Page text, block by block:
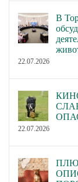
В
22.07.2026
22.07.2026